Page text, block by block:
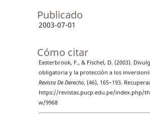
Publicado
2003-07-01
Cómo citar
Easterbrook, F., & Fischel, D. (2003).
obligatoria y la protección a los
Revista De Derecho, (46), 165–193.
https://revistas.pucp.edu.pe/index.php/
w/9968